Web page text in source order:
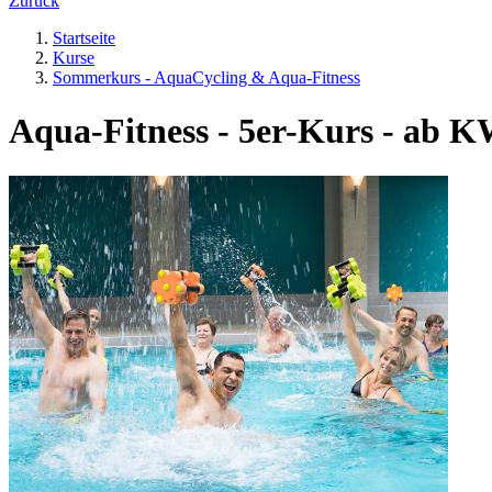
Startseite
Kurse
Sommerkurs - AquaCycling & Aqua-Fitness
Aqua-Fitness - 5er-Kurs - ab